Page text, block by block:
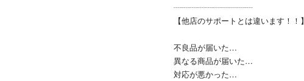
┈┈┈┈┈┈┈┈┈┈
【他店のサポートとは違います！！】
不良品が届いた…
異なる商品が届いた…
対応が悪かった…